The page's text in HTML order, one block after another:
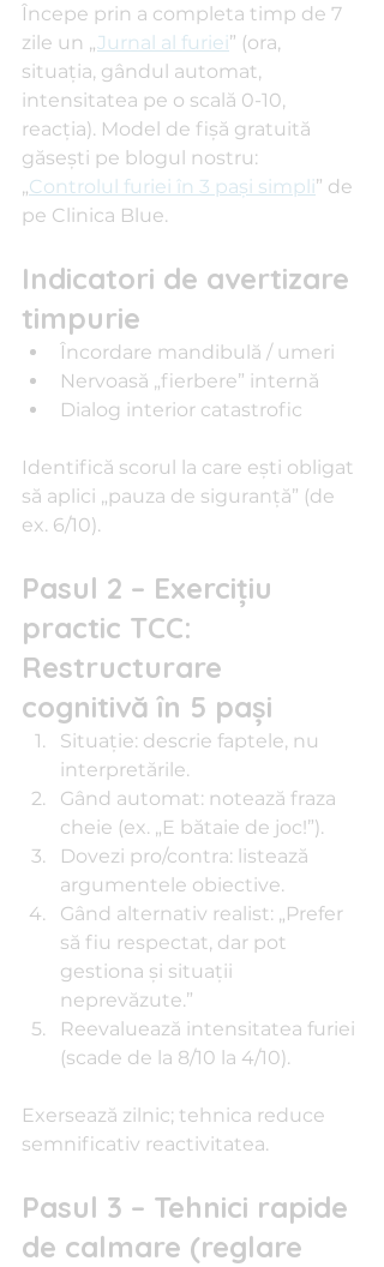
Începe prin a completa timp de 7
zile un „Jurnal al furiei” (ora,
situația, gândul automat,
intensitatea pe o scală 0-10,
reacția). Model de fișă gratuită
găsești pe blogul nostru:
„Controlul furiei în 3 pași simpli” de
pe Clinica Blue.
Indicatori de avertizare
timpurie
Încordare mandibulă / umeri
Nervoasă „fierbere” internă
Dialog interior catastrofic
Identifică scorul la care ești obligat
să aplici „pauza de siguranță” (de
ex. 6/10).
Pasul 2 – Exercițiu
practic TCC:
Restructurare
cognitivă în 5 pași
Situație: descrie faptele, nu
interpretările.
Gând automat: notează fraza
cheie (ex. „E bătaie de joc!”).
Dovezi pro/contra: listează
argumentele obiective.
Gând alternativ realist: „Prefer
să fiu respectat, dar pot
gestiona și situații
neprevăzute.”
Reevaluează intensitatea furiei
(scade de la 8/10 la 4/10).
Exersează zilnic; tehnica reduce
semnificativ reactivitatea.
Pasul 3 – Tehnici rapide
de calmare (reglare